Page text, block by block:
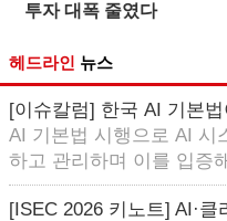
투자 대폭 줄였다
헤드라인 뉴스
[이슈칼럼] 한국 AI 기본
AI 기본법 시행으로 AI 시
하고 관리하며 이를 입증
[ISEC 2026 키노트] AI·